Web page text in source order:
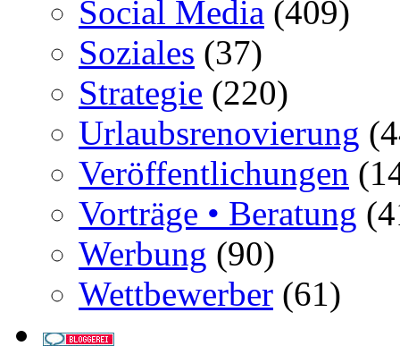
Social Media (409)
Soziales (37)
Strategie (220)
Urlaubsrenovierung
Veröffentlichungen
Vorträge • Beratung
Werbung (90)
Wettbewerber (61)